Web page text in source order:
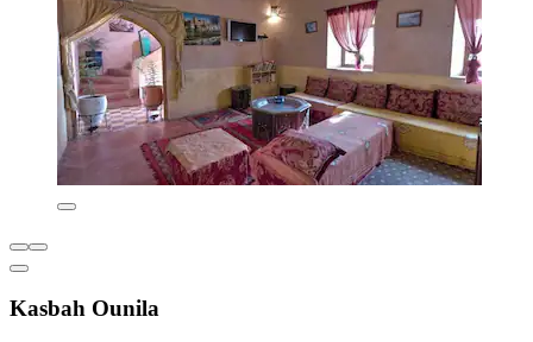
Kasbah Ounila